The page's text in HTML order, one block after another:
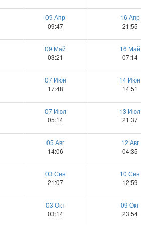
09 Апр
09:47
16 Апр
21:55
09 Май
03:21
16 Май
07:14
07 Июн
17:48
14 Июн
14:51
07 Июл
05:14
13 Июл
21:37
05 Авг
14:06
12 Авг
04:35
03 Сен
21:07
10 Сен
12:59
03 Окт
03:14
09 Окт
23:54